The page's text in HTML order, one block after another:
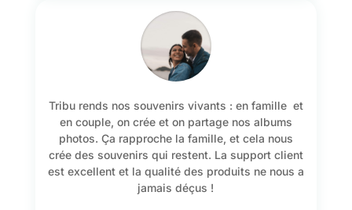
Tribu rends nos souvenirs vivants : en famille et
en couple, on crée et on partage nos albums
photos. Ça rapproche la famille, et cela nous
crée des souvenirs qui restent. La support client
est excellent et la qualité des produits ne nous a
jamais déçus !